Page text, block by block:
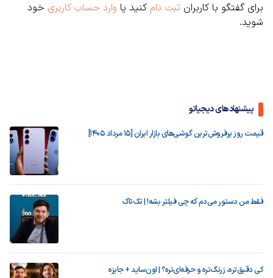
برای گفتگو با کاربران ثبت نام کنید یا وارد حساب کاربری خود
شوید.
پیشنهادهای دیجیاتو
قیمت روز پرفروش‌ترین گوشی‌های بازار ایران [15 مرداد 1405]
فقط من دستور می‌دم که چی فیلتر بشه! | تک‌تاک
کی دقیق‌تره، زرنگ‌تره و حرفه‌ای‌تره؟ | اون‌ساید + جایزه